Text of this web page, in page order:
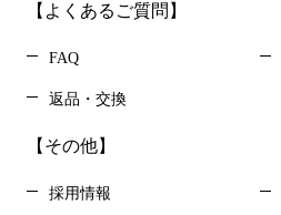
【よくあるご質問】
FAQ
返品・交換
【その他】
採用情報